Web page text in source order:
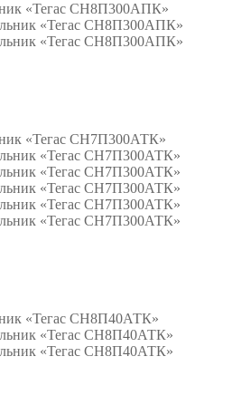
«Тегас СН8П300АПК»
«Тегас СН7П300АТК»
«Тегас СН8П40АТК»